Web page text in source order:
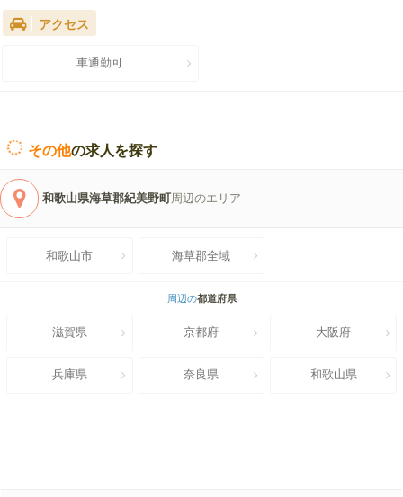
アクセス
車通勤可
その他の求人を探す
和歌山県海草郡紀美野町周辺のエリア
和歌山市 海草郡全域
周辺の都道府県
滋賀県 京都府 大阪府
兵庫県 奈良県 和歌山県